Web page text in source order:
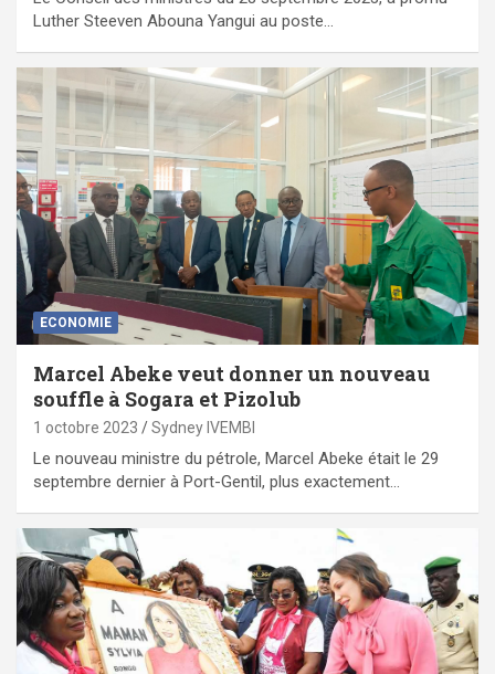
Luther Steeven Abouna Yangui au poste…
ECONOMIE
Marcel Abeke veut donner un nouveau
souffle à Sogara et Pizolub
1 octobre 2023 Sydney IVEMBI
Le nouveau ministre du pétrole, Marcel Abeke était le 29
septembre dernier à Port-Gentil, plus exactement…